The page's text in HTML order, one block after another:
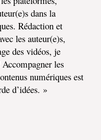
dans la
Rédaction et
les auteur(e)s,
des vidéos, je
les
numériques est
d’idées. »